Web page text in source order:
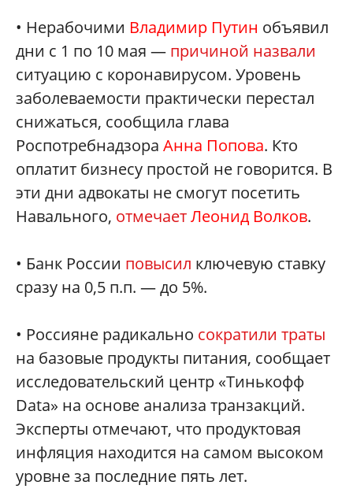
• Нерабочими Владимир Путин объявил
дни с 1 по 10 мая — причиной назвали
ситуацию с коронавирусом. Уровень
заболеваемости практически перестал
снижаться, сообщила глава
Роспотребнадзора Анна Попова. Кто
оплатит бизнесу простой не говорится. В
эти дни адвокаты не смогут посетить
Навального, отмечаетЛеонид Волков.
• Банк России повысил ключевую ставку
сразу на 0,5 п.п. — до 5%.
• Россияне радикально сократили траты
на базовые продукты питания, сообщает
исследовательский центр «Тинькофф
Data» на основе анализа транзакций.
Эксперты отмечают, что продуктовая
инфляция находится на самом высоком
уровне за последние пять лет.